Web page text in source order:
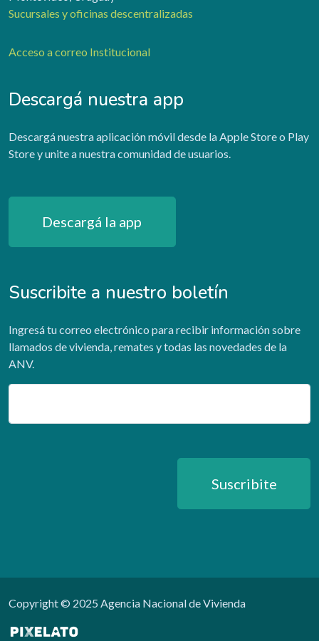
Sucursales y oficinas descentralizadas
Acceso a correo Institucional
Descargá nuestra app
Descargá nuestra aplicación móvil desde la Apple Store o Play
Store y unite a nuestra comunidad de usuarios.
Descargá la app
Suscribite a nuestro boletín
Ingresá tu correo electrónico para recibir información sobre
llamados de vivienda, remates y todas las novedades de la
ANV.
Email
Suscribite
Copyright © 2025 Agencia Nacional de Vivienda